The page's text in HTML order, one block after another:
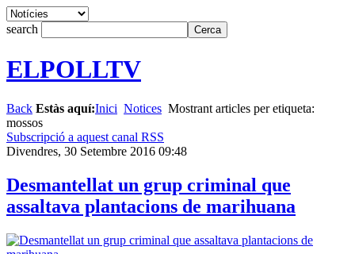
search
ELPOLLTV
Back Estàs aquí:Inici Notices Mostrant articles per etiqueta:
mossos
Subscripció a aquest canal RSS
Divendres, 30 Setembre 2016 09:48
Desmantellat un grup criminal que
assaltava plantacions de marihuana